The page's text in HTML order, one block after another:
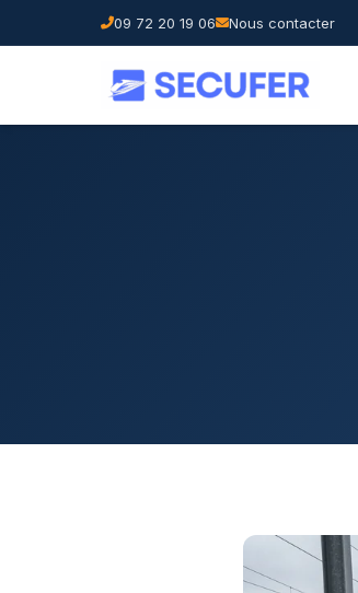
09 72 20 19 06 Nous contacter